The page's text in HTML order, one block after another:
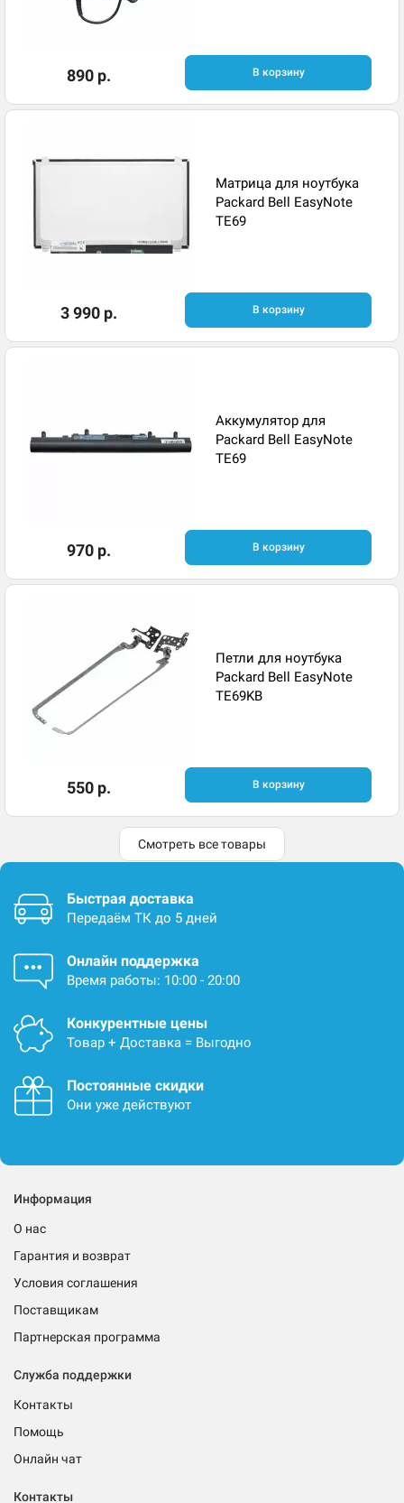
890 р. В корзину
Матрица для ноутбука
Packard Bell EasyNote
TE69
3 990 р. В корзину
Аккумулятор для
Packard Bell EasyNote
TE69
970 р. В корзину
Петли для ноутбука
Packard Bell EasyNote
TE69KB
550 р. В корзину
Смотреть все товары
Быстрая доставка
Передаём ТК до 5 дней
Онлайн поддержка
Время работы: 10:00 - 20:00
Конкурентные цены
Товар + Доставка = Выгодно
Постоянные скидки
Они уже действуют
Информация
О нас
Гарантия и возврат
Условия соглашения
Поставщикам
Партнерская программа
Служба поддержки
Контакты
Помощь
Онлайн чат
Контакты